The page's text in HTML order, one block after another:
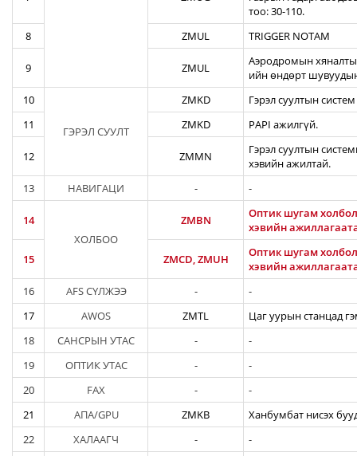
тоо: 30-110.
8
ZMUL TRIGGER NOTAM
9 ZMUL
Аэродромын
ийн өндөрт
10
ГЭРЭЛ СУУЛТ
ZMKD
Гэрэл суултын
11
ZMKD PAPI ажилгүй.
12 ZMMN
Гэрэл суултын
хэвийн ажилтай.
13
НАВИГАЦИ - -
14
ХОЛБОО
ZMBN
Оптик шугам
хэвийн
15 ZMCD, ZMUH
Оптик шугам
хэвийн
16
AFS СҮЛЖЭЭ -
-
17
AWOS ZMTL
Цаг уурын станцад
18
САНСРЫН УТАС -
-
19
ОПТИК УТАС -
-
20
FAX -
-
21
АПА/GPU ZMKB
Ханбумбат нисэх
22
ХАЛААГЧ - -